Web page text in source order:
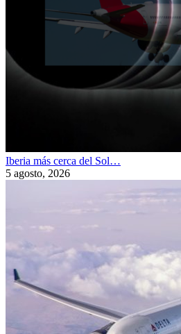
Iberia más cerca del Sol…
5 agosto, 2026